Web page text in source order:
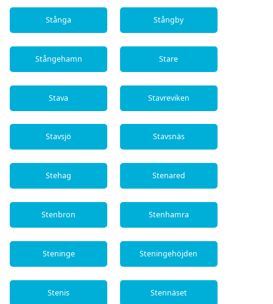
Stånga Stångby
Stångehamn Stare
Stava Stavreviken
Stavsjö Stavsnäs
Stehag Stenared
Stenbron Stenhamra
Steninge Steningehöjden
Stenis Stennäset